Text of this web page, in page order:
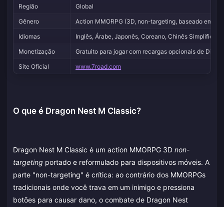
Região
Global
Gênero
Action MMORPG (3D, non-targeting, baseado em
Idiomas
Inglês, Árabe, Japonês, Coreano, Chinês
Monetização
Gratuito para jogar com recargas opcionais de
Site Oficial
www.7road.com
O que é Dragon Nest M Classic?
Dragon Nest M Classic é um action MMORPG 3D non-
targeting portado e reformulado para dispositivos móveis. A
parte "non-targeting" é crítica: ao contrário dos MMORPGs
tradicionais onde você trava em um inimigo e pressiona
botões para causar dano, o combate de Dragon Nest